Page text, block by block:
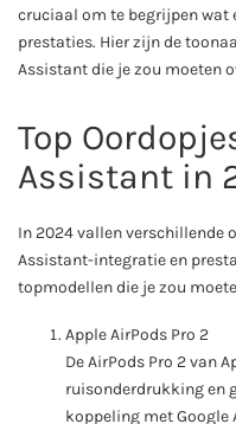
cruciaal om te begrijpen wat
prestaties. Hier zijn de
Assistant die je zou moeten
Top
Assistant in
In 2024 vallen verschillende
Assistant-integratie en
topmodellen die je zou
Apple AirPods Pro 2
De AirPods Pro 2 van
ruisonderdrukking en
koppeling met